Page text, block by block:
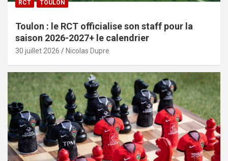
RCT TOULON
Toulon : le RCT officialise son staff pour la
saison 2026-2027+ le calendrier
30 juillet 2026 Nicolas Dupre